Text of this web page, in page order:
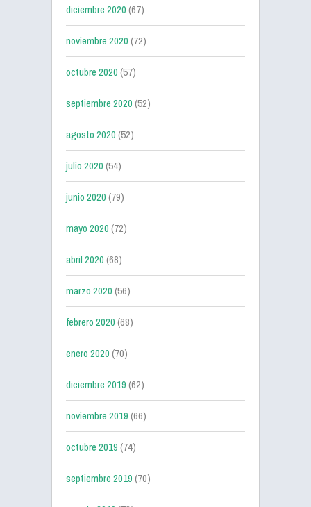
diciembre 2020(67)
noviembre 2020(72)
octubre 2020(57)
septiembre 2020(52)
agosto 2020(52)
julio 2020(54)
junio 2020(79)
mayo 2020(72)
abril 2020(68)
marzo 2020(56)
febrero 2020(68)
enero 2020(70)
diciembre 2019(62)
noviembre 2019(66)
octubre 2019(74)
septiembre 2019(70)